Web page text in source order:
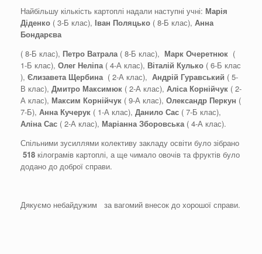
Найбільшу кількість картоплі надали наступні учні: Марія
Діденко ( 3-Б клас), Іван Поляцько ( 8-Б клас), Анна
Бондарєва
( 8-Б клас), Петро Ватрала( 8-Б клас), Марк Очеретнюк (
1-Б клас), Олег Неліпа( 4-А клас), Віталій Кулько ( 6-Б клас
), ЄлизаветаЩербина( 2-А клас), Андрій Гуравський ( 5-
В клас), Дмитро Максимюк ( 2-А клас), Аліса Корнійчук ( 2-
А клас), Максим Корнійчук ( 9-А клас), Олександр Перкун (
7-Б), Анна Кучерук ( 1-А клас), Данило Сас ( 7-Б клас),
Аліна Сас ( 2-А клас), Маріанна Зборовська( 4-А клас).
Спільними зусиллями колективу закладу освіти було зібрано
518 кілограмів картоплі, а ще чимало овочів та фруктів було
додано до доброї справи.
Дякуємо небайдужим за вагомий внесок до хорошої справи.